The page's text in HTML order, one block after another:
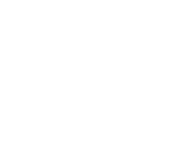
ラッとしていて使い心地
います。